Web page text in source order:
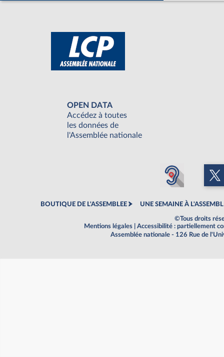
OPEN DATA
Accédez à toutes
les données de
l'Assemblée nationale
BOUTIQUE DE L'ASSEMBLEE UNE SEMAINE À
©Tous droits
Mentions légales
Accessibilité : partiellement
Assemblée nationale - 126 Rue de